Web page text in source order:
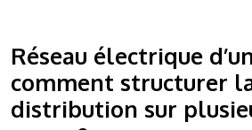
Réseau électrique
comment structurer
distribution sur